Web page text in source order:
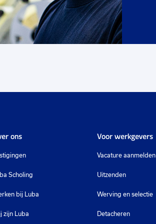
€ 2915-€ 3658 p.m.
ons
Scholing
bij Luba
zijn Luba
Voor werkgevers
Vacature aanmelden
Uitzenden
Werving en selectie
Detacheren